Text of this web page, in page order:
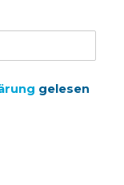
gelesen